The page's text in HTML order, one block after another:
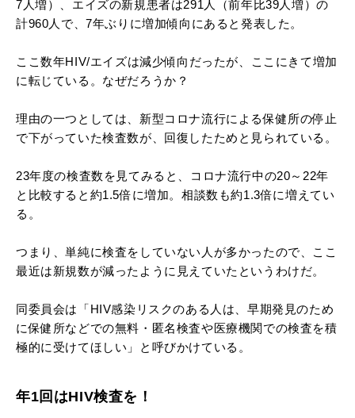
7人増）、エイズの新規患者は291人（前年比39人増）の
計960人で、7年ぶりに増加傾向にあると発表した。
ここ数年HIV/エイズは減少傾向だったが、ここにきて増加
に転じている。なぜだろうか？
理由の一つとしては、新型コロナ流行による保健所の停止
で下がっていた検査数が、回復したためと見られている。
23年度の検査数を見てみると、コロナ流行中の20～22年
と比較すると約1.5倍に増加。相談数も約1.3倍に増えてい
る。
つまり、単純に検査をしていない人が多かったので、ここ
最近は新規数が減ったように見えていたというわけだ。
同委員会は「HIV感染リスクのある人は、早期発見のため
に保健所などでの無料・匿名検査や医療機関での検査を積
極的に受けてほしい」と呼びかけている。
年1回はHIV検査を！